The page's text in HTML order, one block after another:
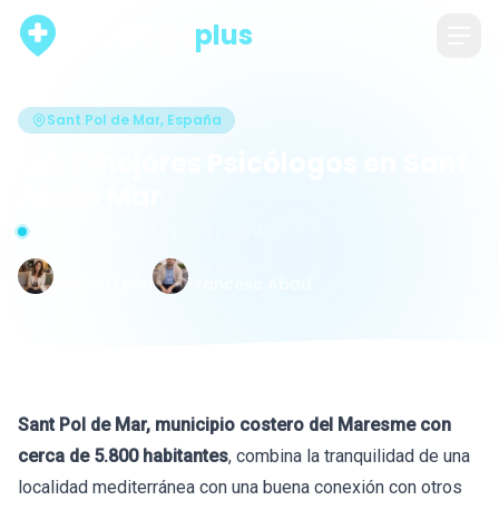
plus
Sant Pol de Mar, España
Actualizado hace 29 días · 9 de julio de 2026
Sant Pol de Mar, municipio costero del Maresme con
cerca de 5.800 habitantes, combina la tranquilidad de una
localidad mediterránea con una buena conexión con otros